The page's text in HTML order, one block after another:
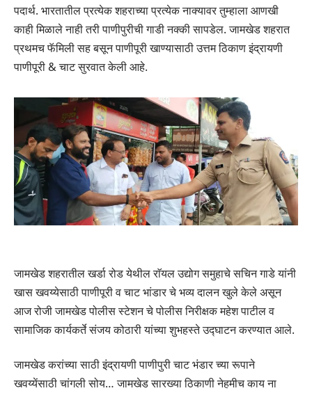
पदार्थ. भारतातील प्रत्येक शहराच्या प्रत्येक नाक्यावर तुम्हाला आणखी
काही मिळाले नाही तरी पाणीपुरीची गाडी नक्की सापडेल. जामखेड शहरात
प्रथमच फॅमिली सह बसून पाणीपूरी खाण्यासाठी उत्तम ठिकाण इंद्रायणी
पाणीपूरी & चाट सुरवात केली आहे.
जामखेड शहरातील खर्डा रोड येथील राॅयल उद्योग समुहाचे सचिन गाडे यांनी
खास खवय्येसाठी पाणीपूरी व चाट भांडार चे भव्य दालन खुले केले असून
आज रोजी जामखेड पोलीस स्टेशन चे पोलीस निरीक्षक महेश पाटील व
सामाजिक कार्यकर्ते संजय कोठारी यांच्या शुभहस्ते उद्घाटन करण्यात आले.
जामखेड करांच्या साठी इंद्रायणी पाणीपुरी चाट भंडार च्या रूपाने
खवय्येंसाठी चांगली सोय… जामखेड सारख्या ठिकाणी नेहमीच काय ना